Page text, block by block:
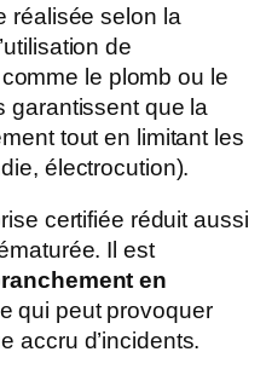
réalisée selon la
de
le plomb ou le
garantissent que la
tout en limitant les
électrocution).
certifiée réduit aussi
Il est
en
qui peut provoquer
accru d’incidents.